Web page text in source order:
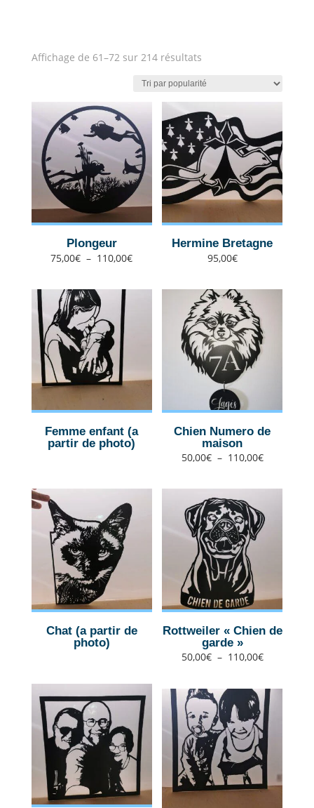
Affichage de 61–72 sur 214 résultatsTrié
popularité
Plongeur
75,00€ – 110,00€Plage
de
Hermine Bretagne
95,00€
Femme enfant (a
partir de photo)
Chien Numero de
maison
50,00€ – 110,00€Plage
de
Chat (a partir de
photo)
Rottweiler « Chien de
garde »
50,00€ – 110,00€Plage
de